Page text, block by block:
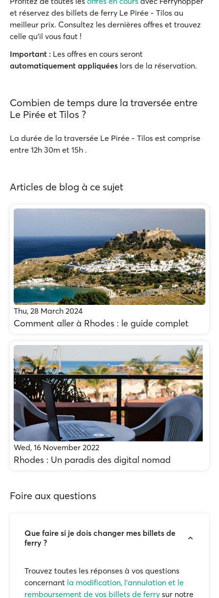
et réservez des billets de ferry Le Pirée - Tilos au
meilleur prix. Consultez les dernières offres et trouvez
celle qu'il vous faut !
Important : Les offres en cours seront
automatiquement appliquées lors de la réservation.
Combien de temps dure la traversée entre
Le Pirée et Tilos ?
La durée de la traversée Le Pirée - Tilos est comprise
entre 12h 30m et 15h .
Articles de blog à ce sujet
Thu, 28 March 2024
Comment aller à Rhodes : le guide complet
Wed, 16 November 2022
Rhodes : Un paradis des digital nomad
Foire aux questions
Que faire si je dois changer mes billets de
ferry ?
Trouvez toutes les réponses à vos questions
concernant la modification, l'annulation et le
remboursement de vos billets de ferry sur notre